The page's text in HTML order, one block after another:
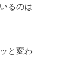
るのは
と変わ